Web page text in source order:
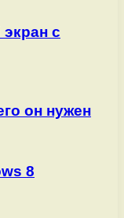
с
он нужен
8